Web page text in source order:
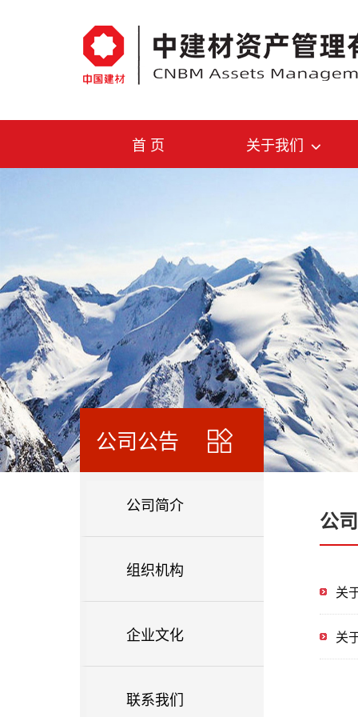
首 页 关于我们
公司公告
公司简介
组织机构
企业文化
联系我们
公
关
关